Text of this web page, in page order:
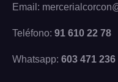
Email:
Teléfono: 91 610 22 78
Whatsapp: 603 471 236